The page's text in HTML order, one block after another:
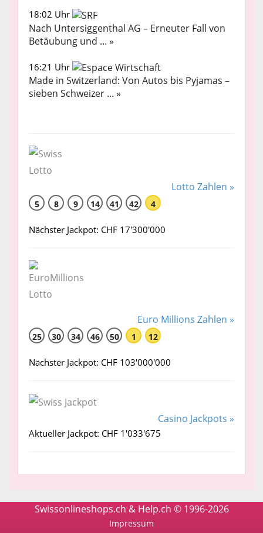
18:02 Uhr
Nach Untersiggenthal AG – Erneuter Fall von
Betäubung und ... »
16:21 Uhr
Made in Switzerland: Von Autos bis Pyjamas –
sieben Schweizer ... »
Lotto Zahlen »
5 8 9 14 41 42 4
Nächster Jackpot: CHF 17'300'000
Euro Millions Zahlen »
25 30 34 46 50 1 12
Nächster Jackpot: CHF 103'000'000
Casino Jackpots »
Aktueller Jackpot: CHF 1'033'675
Swissonlineshops.ch & Help.ch © 1996-2026
Impressum